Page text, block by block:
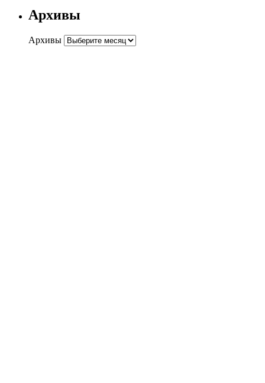
Архивы
Архивы